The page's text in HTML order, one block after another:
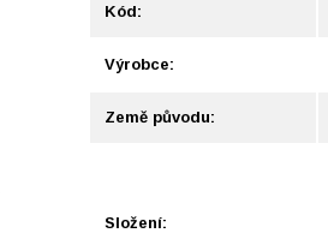
Kód:
Výrobce:
Země původu:
Složení: